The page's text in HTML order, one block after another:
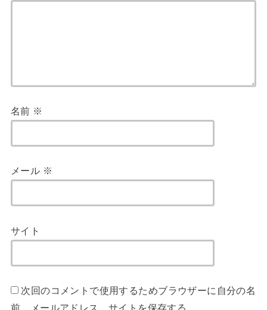
名前 ※
メール ※
サイト
次回のコメントで使用するためブラウザーに自分の名
前、メールアドレス、サイトを保存する。